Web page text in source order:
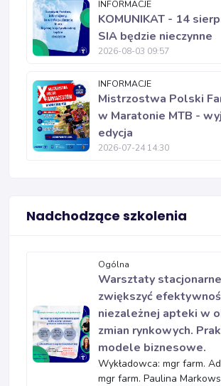
INFORMACJE
KOMUNIKAT - 14
SIA będzie nieczynne
2026-08-03 09:57
INFORMACJE
Mistrzostwa Polski
w Maratonie MTB -
edycja
2026-07-24 14:30
Nadchodzące szkolenia
Ogólna
Warsztaty
zwiększyć
niezależnej apteki w
zmian rynkowych.
modele biznesowe.
Wykładowca: mgr farm.
mgr farm. Paulina